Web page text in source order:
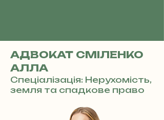
АДВОКАТ СМІЛЕНКО
АЛЛА
Спеціалізація: Нерухомість,
земля та спадкове право